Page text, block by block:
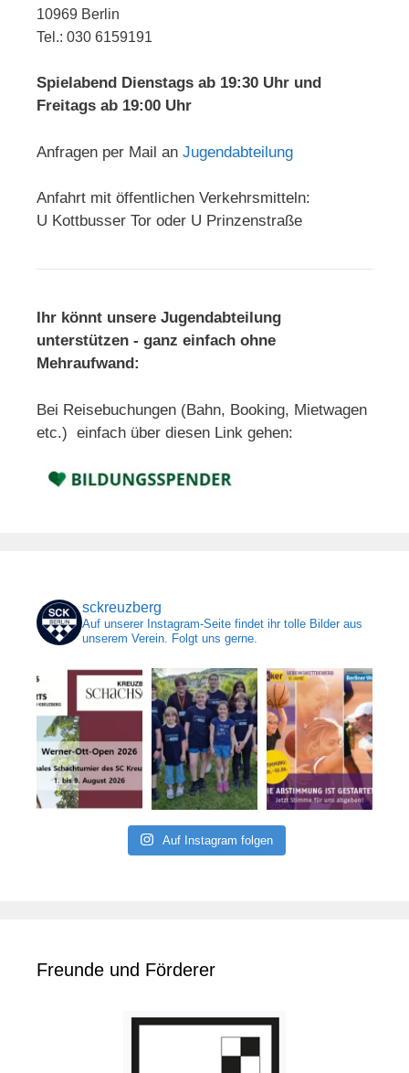
10969 Berlin
Tel.: 030 6159191
Spielabend Dienstags ab 19:30 Uhr und
Freitags ab 19:00 Uhr
Anfragen per Mail an Jugendabteilung
Anfahrt mit öffentlichen Verkehrsmitteln:
U Kottbusser Tor oder U Prinzenstraße
Ihr könnt unsere Jugendabteilung
unterstützen - ganz einfach ohne
Mehraufwand:
Bei Reisebuchungen (Bahn, Booking, Mietwagen
etc.) einfach über diesen Link gehen:
sckreuzberg
Auf unserer Instagram-Seite findet ihr tolle Bilder aus
unserem Verein. Folgt uns gerne.
Auf Instagram folgen
Freunde und Förderer